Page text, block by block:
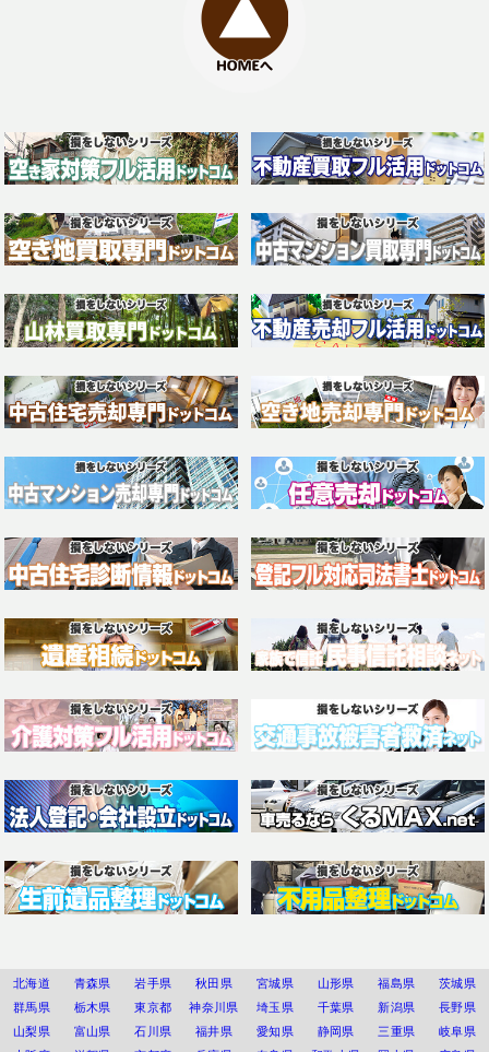
北海道 青森県 岩手県 秋田県 宮城県 山形県 福島県
茨城県
群馬県
栃木県 東京都 神奈川県 埼玉県 千葉県 新潟県
長野県
山梨県
富山県 石川県 福井県 愛知県 静岡県 三重県
岐阜県